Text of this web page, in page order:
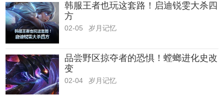
韩服王者也玩这套路！启迪锐雯大杀四
方
02-05 岁月记忆
品尝野区掠夺者的恐惧！螳螂进化史改
变
02-04 岁月记忆